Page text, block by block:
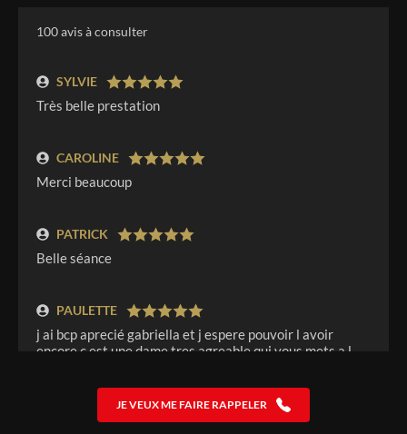
100avis à consulter
SYLVIE
Très belle prestation
CAROLINE
Merci beaucoup
PATRICK
Belle séance
PAULETTE
j ai bcp aprecié gabriella et j espere pouvoir l avoir
encore c est une dame tres agreable qui vous mets a l
JE VEUX ME FAIRE RAPPELER